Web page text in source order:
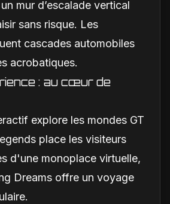
mur d’escalade vertical
sans risque. Les
cascades automobiles
acrobatiques.
: au cœur de
explore les mondes GT
place les visiteurs
d'une monoplace virtuelle,
Dreams offre un voyage